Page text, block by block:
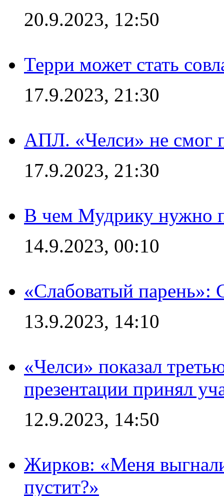
20.9.2023, 12:50
Терри может стать
17.9.2023, 21:30
АПЛ. «Челси» не смог
17.9.2023, 21:30
В чем Мудрику нужно
14.9.2023, 00:10
«Слабоватый парень»:
13.9.2023, 14:10
«Челси» показал
презентации принял
12.9.2023, 14:50
Жирков: «Меня
пустит?»